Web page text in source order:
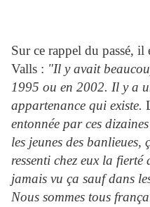
Sur ce rappel du passé,
Valls : "Il y avait
1995 ou en 2002. Il y a
appartenance qui existe.
entonnée par ces
les jeunes des
ressenti chez eux la
jamais vu ça sauf dans
Nous sommes tous